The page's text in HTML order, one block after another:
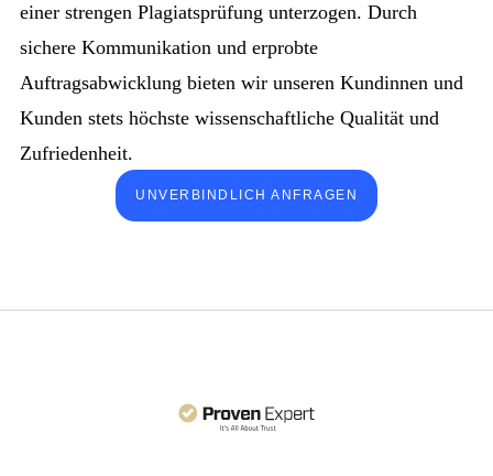
einer strengen Plagiatsprüfung unterzogen. Durch
sichere Kommunikation und erprobte
Auftragsabwicklung bieten wir unseren Kundinnen und
Kunden stets höchste wissenschaftliche Qualität und
Zufriedenheit.
UNVERBINDLICH ANFRAGEN